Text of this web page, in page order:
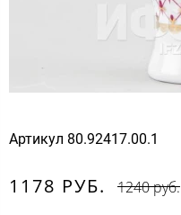
Артикул 80.92417.00.1
1178 РУБ. 1240 руб.